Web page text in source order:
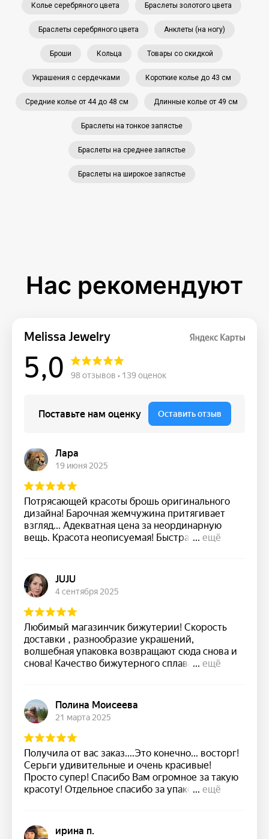
Колье серебряного цвета Браслеты золотого цвета
Браслеты серебряного цвета Анклеты (на ногу)
Броши Кольца Товары со скидкой
Украшения с сердечками Короткие колье до 43 см
Средние колье от 44 до 48 см Длинные колье от 49 см
Браслеты на тонкое запястье
Браслеты на среднее запястье
Браслеты на широкое запястье
Нас рекомендуют